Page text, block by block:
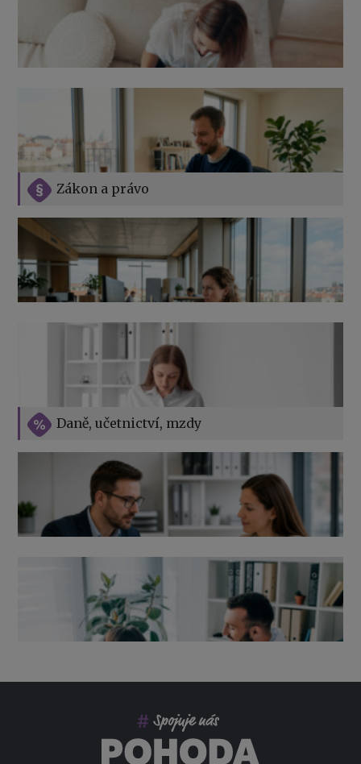
Daně, učetnictví, mzdy
Zákon a právo
Vše o překážkách v práci na straně zaměstnavatele
Výpověď ze zdravotních důvodů 2026 – průvodce pro
zaměstnavatele
Jak na podnikání při rodičovské dovolené
Přehledy pro OSSZ a zdravotní pojišťovny – jak na ně
v roce 2026